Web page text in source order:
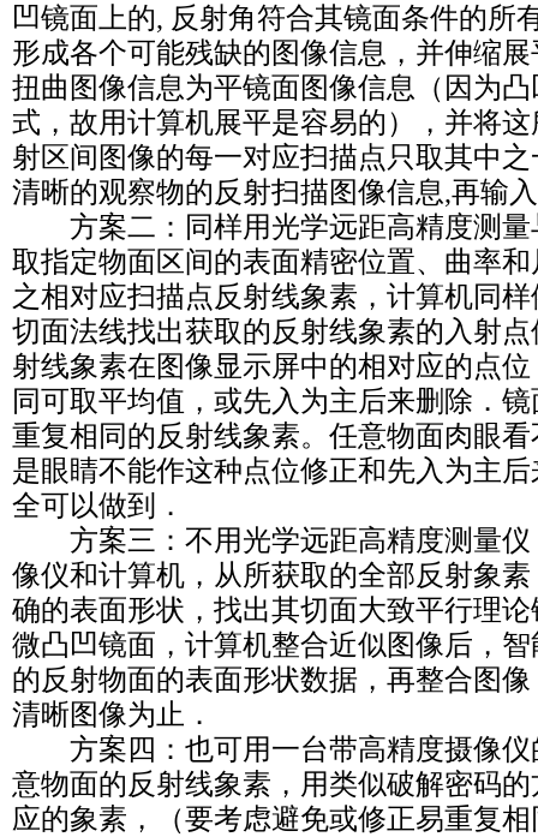
凹镜面上的, 反射角符合其镜面条件的所
形成各个可能残缺的图像信息，并伸缩
扭曲图像信息为平镜面图像信息（因为
式，故用计算机展平是容易的），并将
射区间图像的每一对应扫描点只取其中
清晰的观察物的反射扫描图像信息,再输
方案二：同样用光学远距高精度测量
取指定物面区间的表面精密位置、曲率
之相对应扫描点反射线象素，计算机同
切面法线找出获取的反射线象素的入射
射线象素在图像显示屏中的相对应的点
同可取平均值，或先入为主后来删除．
重复相同的反射线象素。任意物面肉眼
是眼睛不能作这种点位修正和先入为主
全可以做到．
方案三：不用光学远距高精度测量仪
像仪和计算机，从所获取的全部反射象
确的表面形状，找出其切面大致平行理
微凸凹镜面，计算机整合近似图像后，
的反射物面的表面形状数据，再整合图
清晰图像为止．
方案四：也可用一台带高精度摄像仪
意物面的反射线象素，用类似破解密码
应的象素，（要考虑避免或修正易重复